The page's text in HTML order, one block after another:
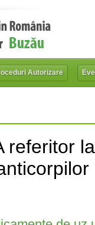
Autorizare
referitor